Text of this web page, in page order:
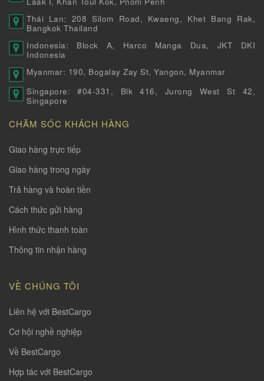
Thái Lan: 208 Silom Road, Kwaeng, Khet Bang Rak,
Bangkok Thailand
Indonesia: Block A, Harco Manga Dua, JKT DKI
Indonesia
Myanmar: 190, Bogalay Zay St, Yangon, Myanmar
Singapore: #04-331, Blk 416, Jurong West St 42,
Singapore
CHĂM SÓC KHÁCH HÀNG
Giao hàng trực tiếp
Giao hàng trong ngày
Trả hàng và hoàn tiền
Cách thức gửi hàng
Hình thức thanh toàn
Thông tin nhận hàng
VỀ CHÚNG TÔI
Liên hệ với BestCargo
Cơ hội nghề nghiệp
Về BestCargo
Hợp tác với BestCargo